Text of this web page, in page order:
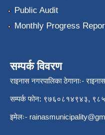
Public Audit
Monthly Progress
सम्पर्क विवरण
राइनास नगरपालिका ठेगानाः-
सम्पर्क फोन: ९७६०८१४९४३,
इमेलः-